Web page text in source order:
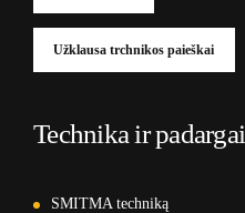
Užklausa trchnikos paieškai
Technika ir padargai
SMITMA techniką